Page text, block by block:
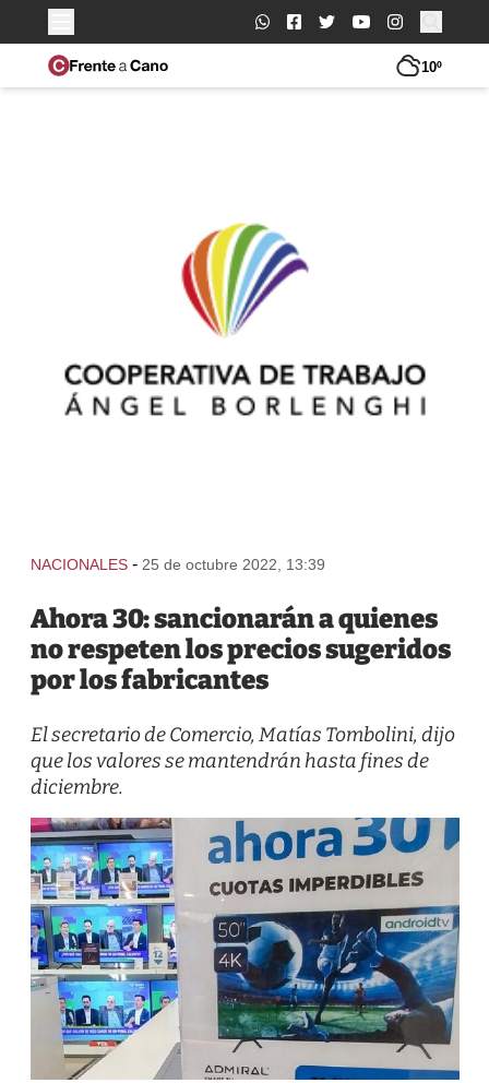
Buscar:
10º
NACIONALES - 25 de octubre 2022, 13:39
Ahora 30: sancionarán a quienes
no respeten los precios sugeridos
por los fabricantes
El secretario de Comercio, Matías Tombolini, dijo
que los valores se mantendrán hasta fines de
diciembre.